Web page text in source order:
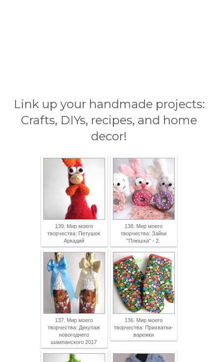
Link up your handmade projects:
Crafts, DIYs, recipes, and home
decor!
139. Мир моего
творчества: Петушок
Аркадий
138. Мир моего
творчества: Зайки
"Плюшка" - 2.
137. Мир моего
творчества: Декупаж
новогоднего
шампанского 2017
136. Мир моего
творчества: Прихватки-
варежки